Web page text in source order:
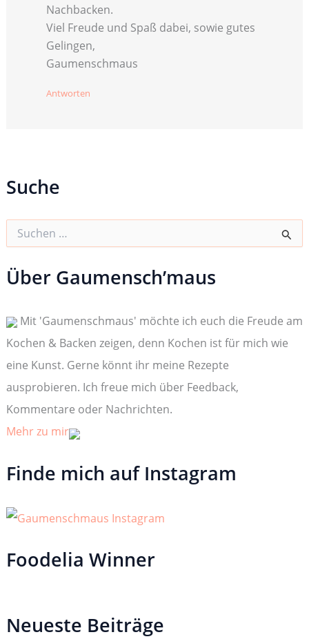
Nachbacken.
Viel Freude und Spaß dabei, sowie gutes
Gelingen,
Gaumenschmaus
Antworten
Suche
h
e
a
h
:
Über Gaumensch’maus
Mit 'Gaumenschmaus' möchte ich euch die Freude am
Kochen & Backen zeigen, denn Kochen ist für mich wie
eine Kunst. Gerne könnt ihr meine Rezepte
ausprobieren. Ich freue mich über Feedback,
Kommentare oder Nachrichten.
Mehr zu mir
Finde mich auf Instagram
Foodelia Winner
Neueste Beiträge